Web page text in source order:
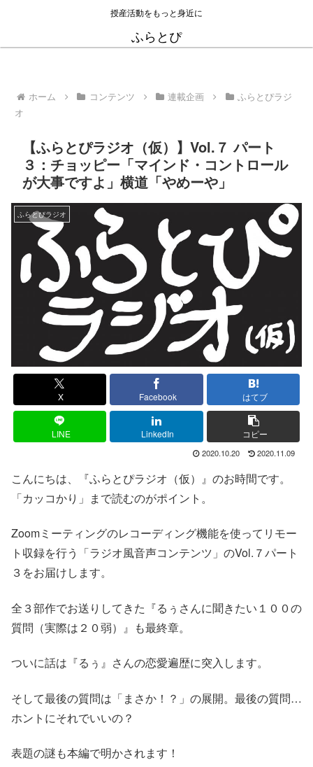
授産活動をもっと身近に
ふらとぴ
ホーム コンテンツ 連載企画
ふらとぴラジ
オ
【ふらとぴラジオ（仮）】Vol.７ パート
３：チョッピー「マインド・コントロール
が大事ですよ」横道「やめーや」
ふらとぴラジオ
X Facebook はてブ
LINE LinkedIn コピー
2020.10.20 2020.11.09
こんにちは、『ふらとぴラジオ（仮）』のお時間です。
「カッコかり」まで読むのがポイント。
Zoomミーティングのレコーディング機能を使ってリモー
ト収録を行う「ラジオ風音声コンテンツ」のVol.７パート
３をお届けします。
全３部作でお送りしてきた『るぅさんに聞きたい１００の
質問（実際は２０弱）』も最終章。
ついに話は『るぅ』さんの恋愛遍歴に突入します。
そして最後の質問は「まさか！？」の展開。最後の質問…
ホントにそれでいいの？
表題の謎も本編で明かされます！